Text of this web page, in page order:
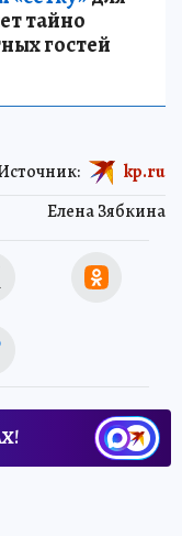
тайно
гостей
Елена Зябкина
kp.ru